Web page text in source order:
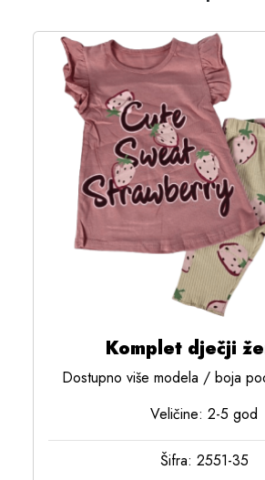
Komplet dječji
Dostupno više modela / boja
Veličine: 2-5 god
Šifra: 2551-35